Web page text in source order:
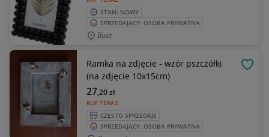
STAN: NOWY
SPRZEDAJĄCY: OSOBA PRYWATNA
Bucz
Ramka na zdjęcie - wzór pszczółki
(na zdjęcie 10x15cm)
KUP TERAZ
27,20zł
CZĘSTO SPRZEDAJE
SPRZEDAJĄCY: OSOBA PRYWATNA